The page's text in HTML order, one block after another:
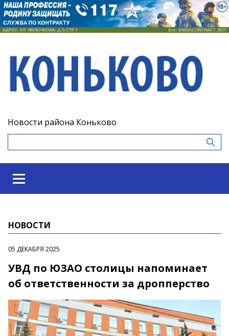
Новости района Коньково
НОВОСТИ
05 ДЕКАБРЯ 2025
УВД по ЮЗАО столицы напоминает
об ответственности за дропперство